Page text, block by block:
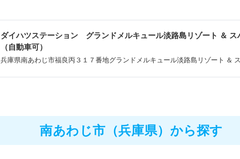
ダイハツステーション グランドメルキュール淡路島リゾート ＆ ス
（自動車可）
兵庫県南あわじ市福良丙３１７番地グランドメルキュール淡路島リゾート ＆
南あわじ市（兵庫県）から探す